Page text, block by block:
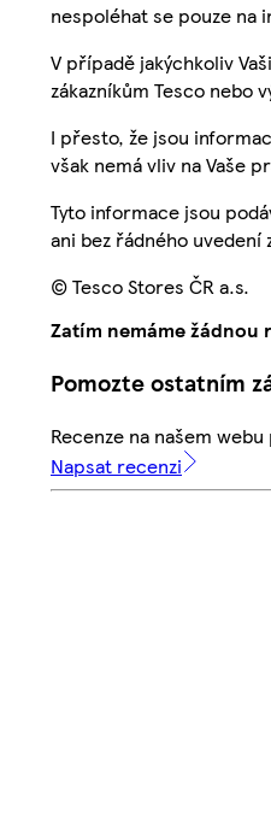
nespoléhat se pouze na
V případě jakýchkoliv
zákazníkům Tesco nebo
I přesto, že jsou
však nemá vliv na Vaše
Tyto informace jsou
ani bez řádného uvedení
© Tesco Stores ČR a.s.
Zatím nemáme žádnou
Pomozte ostatním
Recenze na našem
Napsat recenzi